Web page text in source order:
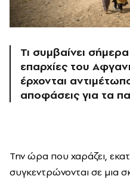
Τι συμβαίνει
επαρχίες του
έρχονται
αποφάσεις για τα
Την ώρα που χαράζει,
συγκεντρώνονται σε μια